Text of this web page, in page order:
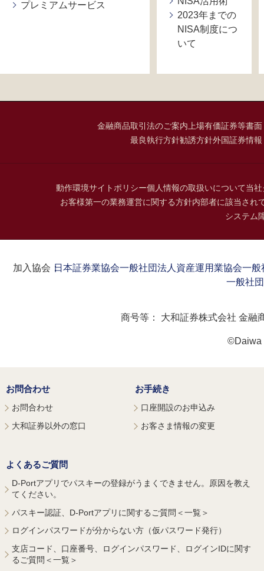
プレミアムサービス
2023年までの
NISA制度につ
いて
金融商品取引法のご案内 上場有価証券等書
最良執行方針勧誘方針外国証券情
動作環境サイトポリシー個人情報の取扱いについて当
お客様第一の業務運営に関する方針内部者に該当され
システム
加入協会：日本証券業協会一般社団法人資産運用業協会一般
一般社
商号等： 大和証券株式会社 金融
©Daiwa
お問合わせ
お問合わせ
大和証券以外の窓口
お手続き
口座開設のお申込み
お客さま情報の変更
よくあるご質問
D-Portアプリでパスキーの登録がうまくできません。原因を教え
てください。
パスキー認証、D-Portアプリに関するご質問＜一覧＞
ログインパスワードが分からない方（仮パスワード発行）
支店コード、口座番号、ログインパスワード、ログインIDに関す
るご質問＜一覧＞